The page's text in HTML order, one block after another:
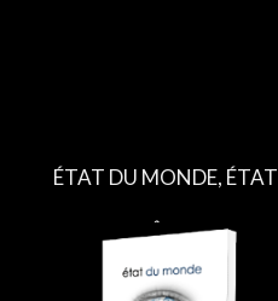
ÉTAT DU MONDE, ÉTAT
D’ÊTRE